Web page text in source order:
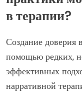
в терапии?
Создание доверия
помощью редких,
эффективных
нарративной